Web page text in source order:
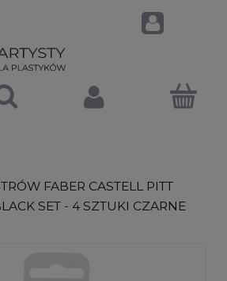
FABER CASTELL PITT
SET - 4 SZTUKI CZARNE